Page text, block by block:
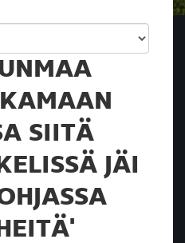
SIITÄ
JÄI